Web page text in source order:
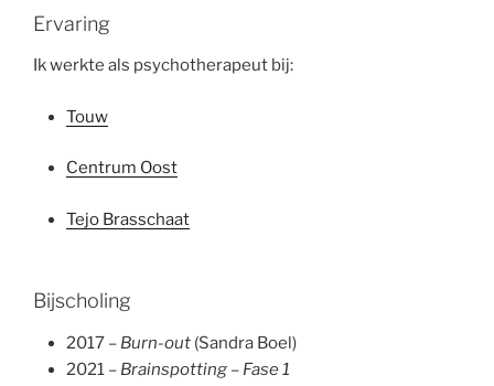
Ervaring
Ik werkte als psychotherapeut bij:
Touw
Centrum Oost
Tejo Brasschaat
Bijscholing
2017 – Burn-out (Sandra Boel)
2021 – Brainspotting – Fase 1